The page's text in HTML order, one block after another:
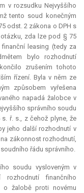
v rozsudku Nejvyššího
tento soud konečným
odst. 2 zákona o DPH s
zda lze pod § 75
leasing (tedy za
bylo rozhodnutí
zrušením tohoto
řízení. Byla v něm ze
způsobem vyřešena
napadá žalobce v
správního soudu
ř. s., z čehož plyne, že
jeho další rozhodnutí v
zákonnost rozhodnutí,
řádu správního.
soudu vysloveným v
finančního
žalobě proti novému